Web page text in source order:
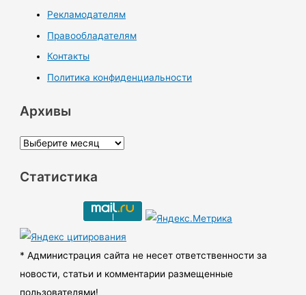
Рекламодателям
Правообладателям
Контакты
Политика конфиденциальности
Архивы
А
х
ы
Статистика
* Администрация сайта не несет ответственности за
новости, статьи и комментарии размещенные
пользователями!